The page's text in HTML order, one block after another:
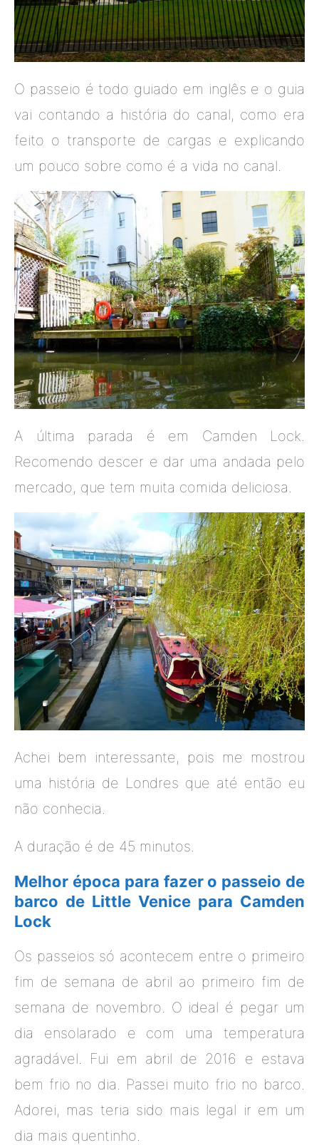
O passeio é todo guiado em inglês e o guia
vai contando a história do canal, como era
feito o transporte de cargas e explicando
um pouco sobre como é a vida no canal.
A última parada é em Camden Lock.
Recomendo descer e dar uma andada pelo
mercado, que tem muita comida deliciosa.
Achei bem interessante, pois me mostrou
uma história de Londres que até então eu
não conhecia.
A duração é de 45 minutos.
Melhor época para fazer o passeio de
barco de Little Venice para Camden
Lock
Os passeios só acontecem entre o primeiro
fim de semana de abril ao primeiro fim de
semana de novembro. O ideal é pegar um
dia ensolarado e com uma temperatura
agradável. Fui em abril de 2016 e estava
bem frio no dia. Passei muito frio no barco.
Adorei, mas teria sido mais legal ir em um
dia mais quentinho.